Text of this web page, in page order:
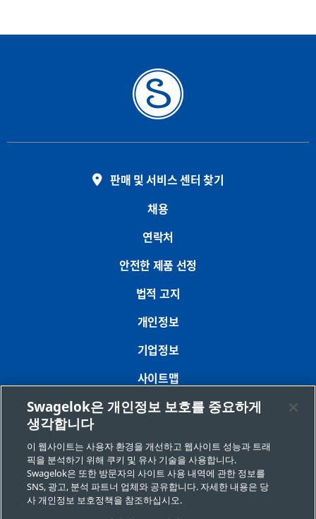
판매 및 서비스 센터 찾기
채용
연락처
안전한 제품 선정
법적 고지
개인정보
기업정보
사이트맵
쿠키 기본 설정
개인정보 판매 또는 공유 금지 요청
Copyright 2026 Swagelok Company. All rights reserved.
Swagelok은 개인정보 보호를 중요하게
생각합니다
이 웹사이트는 사용자 환경을 개선하고 웹사이트 성능과 트래
픽을 분석하기 위해 쿠키 및 유사 기술을 사용합니다.
Swagelok은 또한 방문자의 사이트 사용 내역에 관한 정보를
SNS, 광고, 분석 파트너 업체와 공유합니다. 자세한 내용은 당
사 개인정보 보호정책을 참조하십시오.